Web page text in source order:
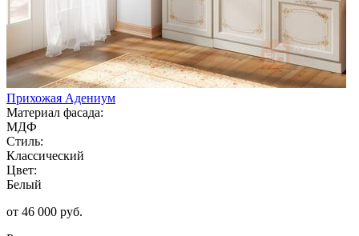
Прихожая Адениум
Материал фасада:
МДФ
Стиль:
Классический
Цвет:
Белый
от 46 000 руб.